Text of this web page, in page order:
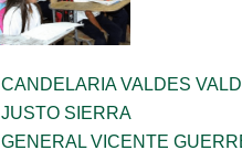
CANDELARIA VALDES
JUSTO SIERRA
GENERAL VICENTE